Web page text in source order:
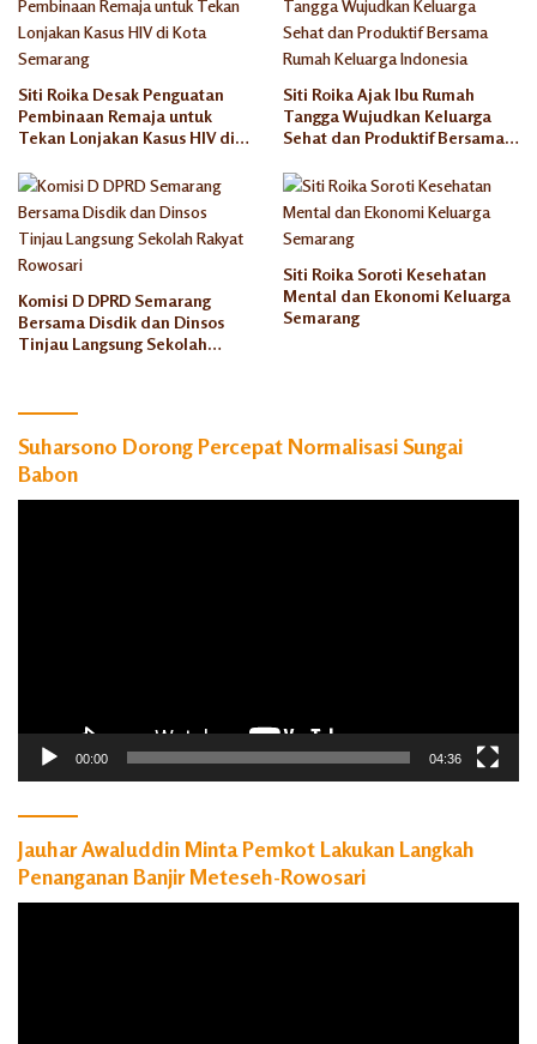
Siti Roika Desak Penguatan
Pembinaan Remaja untuk
Tekan Lonjakan Kasus HIV di
Siti Roika Ajak Ibu Rumah
Tangga Wujudkan Keluarga
Sehat dan Produktif Bersama
Komisi D DPRD Semarang
Bersama Disdik dan Dinsos
Tinjau Langsung Sekolah
Siti Roika Soroti Kesehatan
Mental dan Ekonomi Keluarga
Semarang
Suharsono Dorong Percepat Normalisasi Sungai
Babon
00:00 04:36
Jauhar Awaluddin Minta Pemkot Lakukan Langkah
Penanganan Banjir Meteseh-Rowosari